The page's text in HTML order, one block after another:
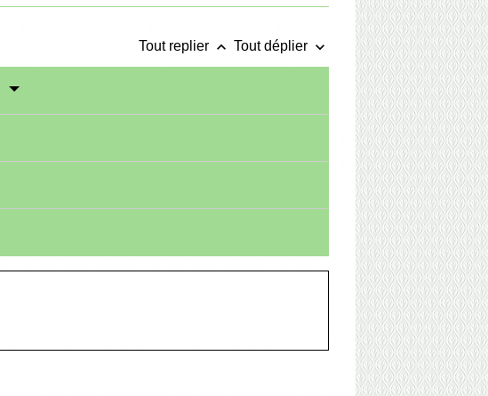
Tout replier keyboard_arrow_up Tout déplier keyboard_arrow_down